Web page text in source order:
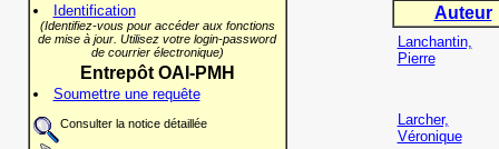
Identification
(Identifiez-vous pour accéder aux fonctions
de mise à jour. Utilisez votre login-password
de courrier électronique)
Entrepôt OAI-PMH
Soumettre une requête
Consulter la notice détaillée
Auteur
Lanchantin,
Pierre
Larcher,
Véronique